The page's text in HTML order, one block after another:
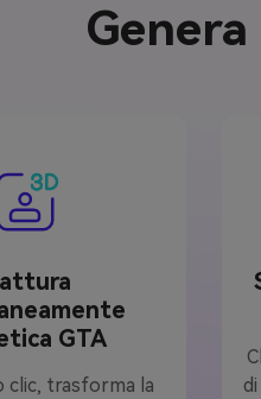
GTA
clic, trasforma la